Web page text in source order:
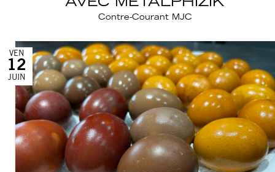
AVEC METALPHIZIK
Contre-Courant MJC
VEN
12
JUIN